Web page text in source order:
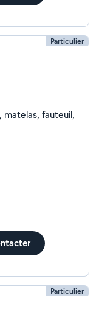
Particulier
fauteuil,
Particulier